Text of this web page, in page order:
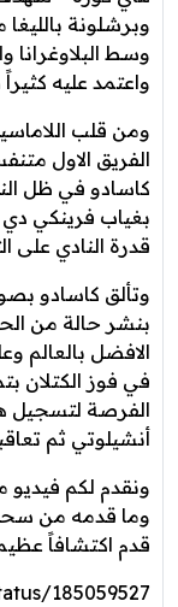
وبرشلونة
وسط
واعتمد عليه
ومن قلب
الفريق الاول
كاسادو في ظل
بغياب فرينكي
قدرة النادي على
وتألق كاسادو
بنشر حالة من
الافضل بالعالم
في فوز الكتلان
الفرصة لتسجيل
أنشيلوتي ثم
ونقدم لكم
وما قدمه من
قدم اكتشافاً
185059527